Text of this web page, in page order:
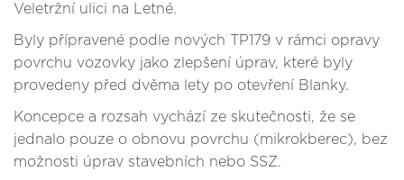
Veletržní ulici na Letné.
Byly přípravené podle nových TP179 v rámci opravy
povrchu vozovky jako zlepšení úprav, které byly
provedeny před dvěma lety po otevření Blanky.
Koncepce a rozsah vychází ze skutečnosti, že se
jednalo pouze o obnovu povrchu (mikrokberec), bez
možnosti úprav stavebních nebo SSZ.